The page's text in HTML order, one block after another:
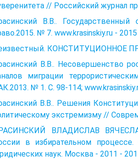
// Российский журнал
В.В.. Государственный
№ 7. www.krasinskiy.ru - 2015
КОНСТИТУЦИОННОЕ
В.В.. Несовершенство
миграции
№ 1. С. 98-114;
В.В.. Решения
экстремизму //
ВЛАДИСЛАВ
в избирательном
наук. Москва - 2011 -